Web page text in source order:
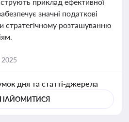
значні податкові
стратегічному розташуванню
2025
дня та статті-джерела